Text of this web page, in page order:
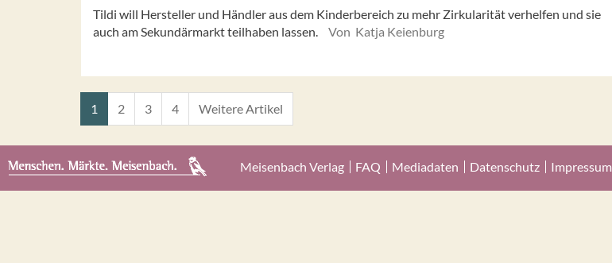
Tildi will Hersteller und Händler aus dem Kinderbereich zu mehr Zirkularität verhelfen und sie
auch am Sekundärmarkt teilhaben lassen.
Von Katja Keienburg
1 2 3 4 Weitere Artikel
Meisenbach Verlag FAQ Mediadaten Datenschutz Impressum